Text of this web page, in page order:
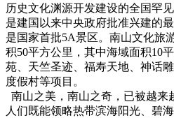
历史文化渊源开发建设的全国罕
是建国以来中央政府批准兴建的
是国家首批5A景区。南山文化旅
积50平方公里，其中海域面积10
苑、天竺圣迹、福寿天地、神话
度假村等项目。
南山之美，南山之奇，已被越来
人们既能领略热带滨海阳光、碧